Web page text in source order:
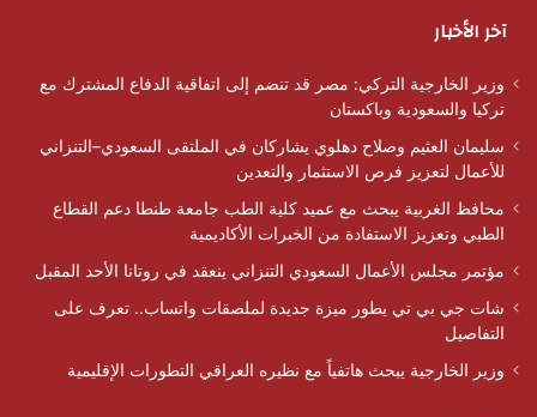
آخر الأخبار
وزير الخارجية التركي: مصر قد تنضم إلى اتفاقية الدفاع المشترك مع
تركيا والسعودية وباكستان
سليمان العثيم وصلاح دهلوي يشاركان في الملتقى السعودي–التنزاني
للأعمال لتعزيز فرص الاستثمار والتعدين
محافظ الغربية يبحث مع عميد كلية الطب جامعة طنطا دعم القطاع
الطبي وتعزيز الاستفادة من الخبرات الأكاديمية
مؤتمر مجلس الأعمال السعودي التنزاني ينعقد في روتانا الأحد المقبل
شات جي بي تي يطور ميزة جديدة لملصقات واتساب.. تعرف على
التفاصيل
وزير الخارجية يبحث هاتفياً مع نظيره العراقي التطورات الإقليمية